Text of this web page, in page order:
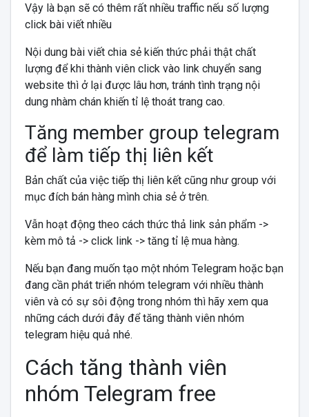
Vậy là bạn sẽ có thêm rất nhiều traffic nếu số lượng
click bài viết nhiều
Nội dung bài viết chia sẻ kiến thức phải thật chất
lượng để khi thành viên click vào link chuyển sang
website thì ở lại được lâu hơn, tránh tình trạng nội
dung nhàm chán khiến tỉ lệ thoát trang cao.
Tăng member group telegram
để làm tiếp thị liên kết
Bản chất của việc tiếp thị liên kết cũng như group với
mục đích bán hàng mình chia sẻ ở trên.
Vẫn hoạt động theo cách thức thả link sản phẩm ->
kèm mô tả -> click link -> tăng tỉ lệ mua hàng.
Nếu bạn đang muốn tạo một nhóm Telegram hoặc bạn
đang cần phát triển nhóm telegram với nhiều thành
viên và có sự sôi động trong nhóm thì hãy xem qua
những cách dưới đây để tăng thành viên nhóm
telegram hiệu quả nhé.
Cách tăng thành viên
nhóm Telegram free